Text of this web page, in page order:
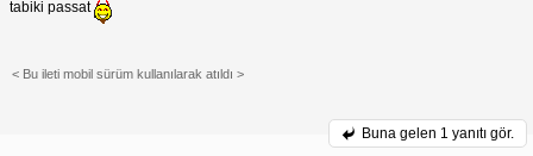
tabiki passat
< Bu ileti mobil sürüm kullanılarak atıldı >
Buna gelen 1 yanıtı gör.